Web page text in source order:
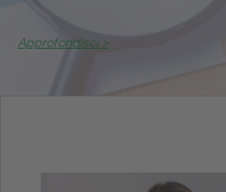
Approfondisci >